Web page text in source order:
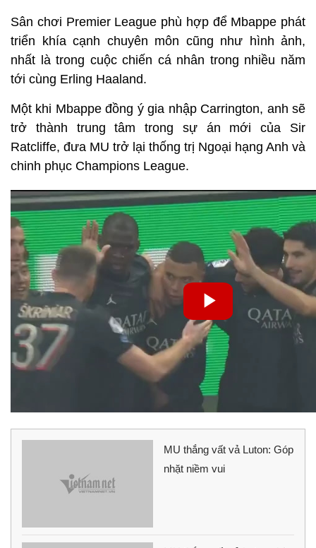
Sân chơi Premier League phù hợp để Mbappe phát
triển khía cạnh chuyên môn cũng như hình ảnh,
nhất là trong cuộc chiến cá nhân trong nhiều năm
tới cùng Erling Haaland.
Một khi Mbappe đồng ý gia nhập Carrington, anh sẽ
trở thành trung tâm trong sự án mới của Sir
Ratcliffe, đưa MU trở lại thống trị Ngoại hạng Anh và
chinh phục Champions League.
MU thắng vất vả Luton: Góp
nhặt niềm vui